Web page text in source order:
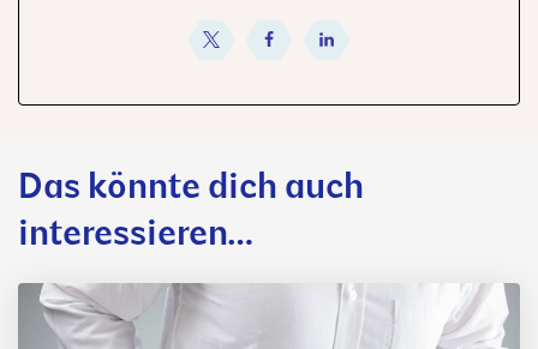
Das könnte dich auch
interessieren…